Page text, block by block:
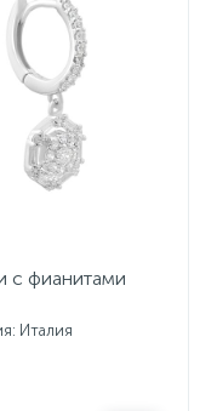
с фианитами
Италия